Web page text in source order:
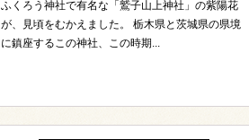
ふくろう神社で有名な「鷲子山上神社」の紫陽花
が、見頃をむかえました。 栃木県と茨城県の県境
に鎮座するこの神社、この時期...